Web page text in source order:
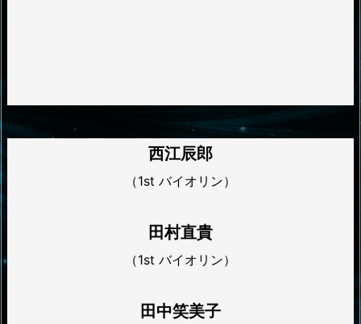
西江辰郎
（1st バイオリン）
田村直貴
（1st バイオリン）
田中笑美子